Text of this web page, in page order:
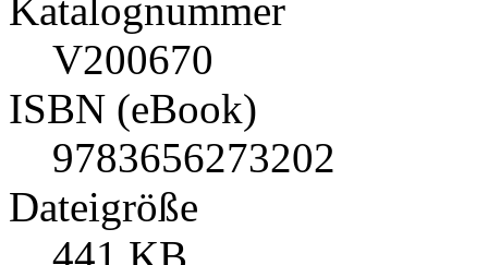
Katalognummer
V200670
ISBN (eBook)
9783656273202
Dateigröße
441 KB